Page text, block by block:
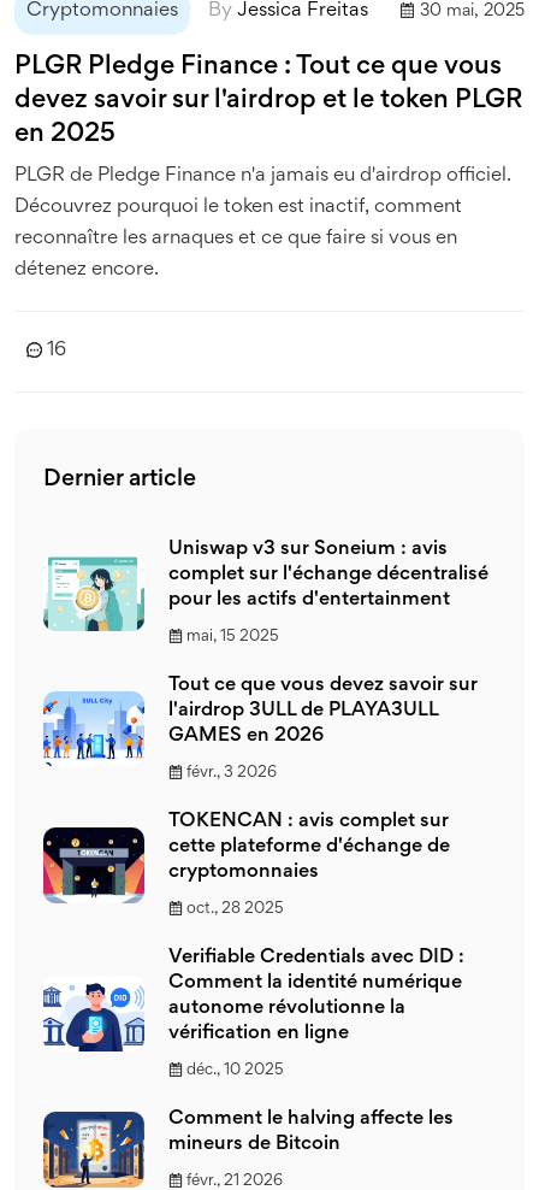
Cryptomonnaies By Jessica Freitas 30 mai, 2025
PLGR Pledge Finance : Tout ce que vous
devez savoir sur l'airdrop et le token PLGR
en 2025
PLGR de Pledge Finance n'a jamais eu d'airdrop officiel.
Découvrez pourquoi le token est inactif, comment
reconnaître les arnaques et ce que faire si vous en
détenez encore.
16
Dernier article
Uniswap v3 sur Soneium : avis
complet sur l'échange décentralisé
pour les actifs d'entertainment
mai, 15 2025
Tout ce que vous devez savoir sur
l'airdrop 3ULL de PLAYA3ULL
GAMES en 2026
févr., 3 2026
TOKENCAN : avis complet sur
cette plateforme d'échange de
cryptomonnaies
oct., 28 2025
Verifiable Credentials avec DID :
Comment la identité numérique
autonome révolutionne la
vérification en ligne
déc., 10 2025
Comment le halving affecte les
mineurs de Bitcoin
févr., 21 2026